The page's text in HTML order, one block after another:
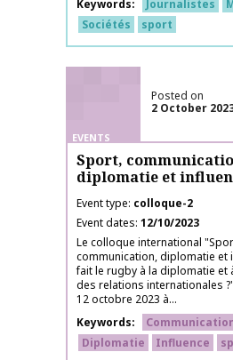
Keywords
Journalistes
Sociétés
sport
EVENTS
Posted on
2 October
Sport,
diplomatie et
Event type colloque-2
Event dates 12/10/2023
Le colloque international
communication, diplomatie et
fait le rugby à la diplomatie et
des relations internationales
12 octobre 2023 à...
Keywords
Diplomatie
Influence